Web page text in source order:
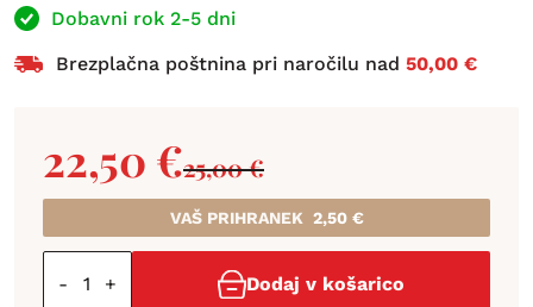
Dobavni rok 2-5 dni
Brezplačna poštnina pri naročilu nad 50,00 €
25,00€
22,50 €
VAŠ PRIHRANEK 2,50 €
- + Dodaj v košarico